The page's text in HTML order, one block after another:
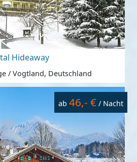
Hideaway
/ Vogtland, Deutschland
ab 46,- € / Nacht